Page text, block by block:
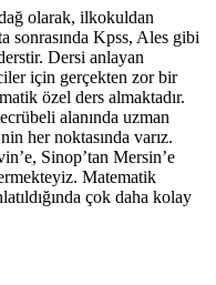
olarak, ilkokuldan
sonrasında Kpss, Ales gibi
Dersi anlayan
için gerçekten zor bir
özel ders almaktadır.
alanında uzman
her noktasında varız.
Sinop’tan Mersin’e
Matematik
çok daha kolay